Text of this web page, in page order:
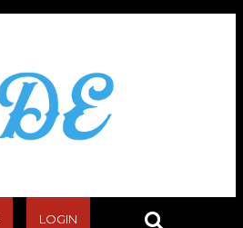
LOGIN